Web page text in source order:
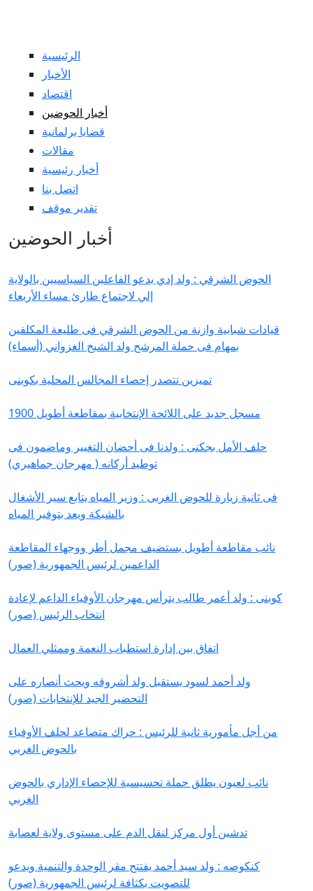
الرئيسية
الأخبار
اقتصاد
أخبار الحوضين
قضايا برلمانية
مقالات
أخبار رئيسية
اتصل بنا
تقدير موقف
أخبار الحوضين
الحوض الشرقي : ولد إدي يدعو الفاعلين السياسيين بالولاية
إلي لاجتماع طارئ مساء الأربعاء
قيادات شبابية وازنة من الحوض الشرقي فى طليعة المكلفين
بمهام فى حملة المرشح ولد الشيخ الغزواني (أسماء)
تميزين تتصدر إحصاء المجالس المحلية بكوبنى
1900 مسجل جديد على اللائحة الإنتخابية بمقاطعة أطويل
حلف الأمل بجكنى : ولدنا فى أحضان التغيير وماضمون فى
توطيد أركانه ( مهرجان جماهيري)
فى ثانية زيارة للحوض الغربى : وزير المياه يتابع سير الأشغال
بالشبكة ويعد بتوفير المياه
نائب مقاطعة أطويل يستضيف مجمل أطر ووجهاء المقاطعة
الداعمين لرئيس الجمهورية (صور)
كوبنى : ولد أعمر طالب يترأس مهرجان الأوفياء الداعم لإعادة
انتخاب الرئيس (صور)
اتفاق بين إدارة استطباب النعمة وممثلي العمال
ولد أحمد لسود يستقبل ولد أشروقه ويحث أنصاره على
التحضير الجيد للإنتخابات (صور)
من أجل مأمورية ثانية للرئيس : حراك متصاعد لحلف الأوفياء
بالحوض الغربي
نائب لعيون يطلق حملة تحسيسية للإحصاء الإداري بالحوض
الغربي
تدشين أول مركز لنقل الدم على مستوى ولاية لعصابة
كنكوصه : ولد سيد أحمد يفتتح مقر الوحدة والتنمية ويدعو
للتصويت بكثافة لرئيس الجمهورية (صور)